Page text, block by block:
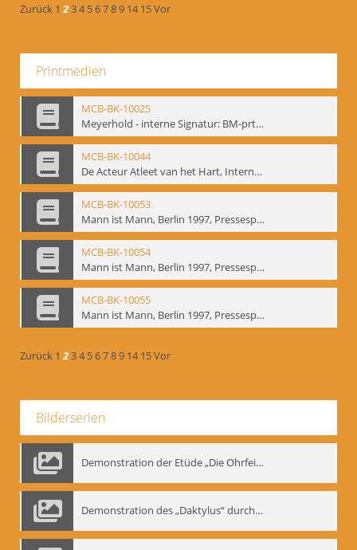
Zurück 1 234 56789 14 15Vor
Printmedien
MCB-BK-10025
Meyerhold - interne Signatur: BM-prt-233
MCB-BK-10044
De Acteur Atleet van het Hart, Internationale Konferenz, Gent, 17.11.2004 - interne Signatur: BM-prt-253
MCB-BK-10053
Mann ist Mann, Berlin 1997, Pressespiegel - interne Signatur: BM-prt-262-1
MCB-BK-10054
Mann ist Mann, Berlin 1997, Pressespiegel - interne Signatur: BM-prt-262-2
MCB-BK-10055
Mann ist Mann, Berlin 1997, Pressespiegel - interne Signatur: BM-prt-262-3
Zurück 1 234 56789 14 15Vor
Bilderserien
Demonstration der Etüde „Die Ohrfeige“
Demonstration des „Daktylus“ durch Gennadij Nikolajewitsch Bogdanow, Berlin 1991